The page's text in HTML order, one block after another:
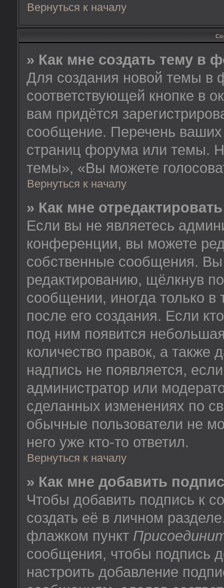
Вернуться к началу
» Как мне создать тему в
Для создания новой темы в
соответствующей кнопке в
вам придётся
сообщение. Перечень ваших
страниц форума или темы.
темы», «Вы можете
Вернуться к началу
» Как мне
Если вы не являетесь
конференции, вы можете
собственные сообщения.
редактированию, щёлкнув
сообщении, иногда только в
после его создания. Если
под ним появится
количество правок, а также
надпись не появляется,
администратор или
сделанных изменениях по
обычные пользователи не
него уже кто-то ответил.
Вернуться к началу
» Как мне добавить
Чтобы добавить подпись к
создать её в личном
флажком пункт
сообщения, чтобы подпись
настроить добавление